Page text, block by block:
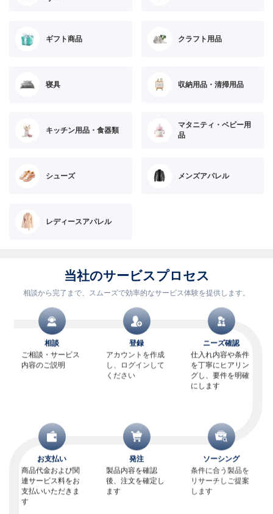
ギフト商品 クラフト用品
寝具 収納用品・清掃用品
キッチン用品・食器類
マタニティ・ベビー用
品
シューズ メンズアパレル
レディースアパレル
当社のサービスプロセス
相談から完了まで、スムーズで効率的なサービス体験を提供します。
相談
ご相談・サービス
内容のご説明
登録
アカウントを作成
し、ログインして
ください
ニーズ確認
仕入れ内容や条件
を丁寧にヒアリン
グし、要件を明確
にします
お支払い
商品代金および関
連サービス料をお
支払いいただきま
す
発注
製品内容を確認
後、注文を確定し
ます
ソーシング
条件に合う製品を
リサーチしご提案
します